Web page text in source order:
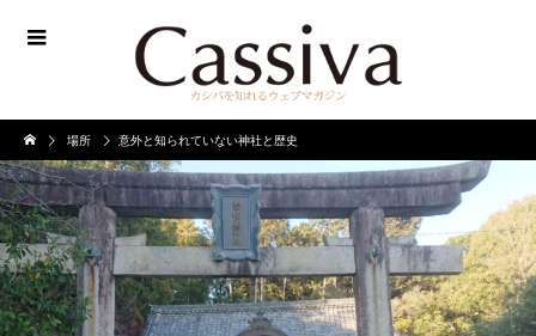
場所 意外と知られていない神社と歴史